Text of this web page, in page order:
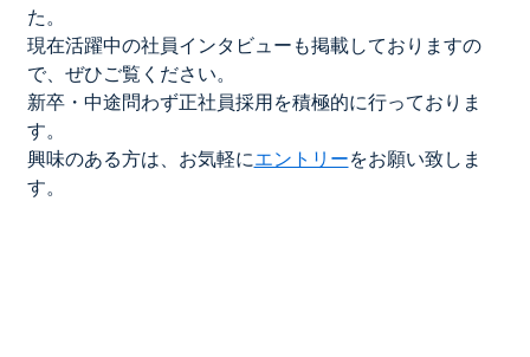
た。
現在活躍中の社員インタビューも掲載しておりますの
で、ぜひご覧ください。
新卒・中途問わず正社員採用を積極的に行っておりま
す。
興味のある方は、お気軽にエントリーをお願い致しま
す。